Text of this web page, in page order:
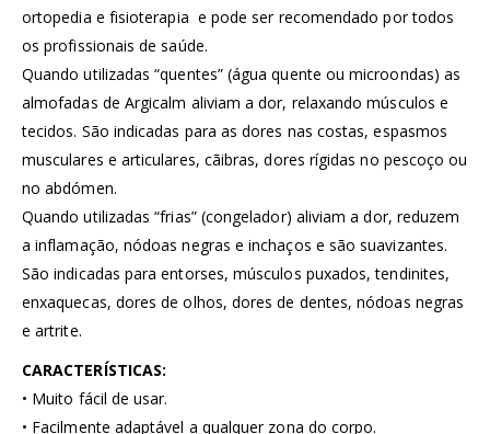
ortopedia e fisioterapia e pode ser recomendado por todos
os profissionais de saúde.
Quando utilizadas “quentes” (água quente ou microondas) as
almofadas de Argicalm aliviam a dor, relaxando músculos e
tecidos. São indicadas para as dores nas costas, espasmos
musculares e articulares, cãibras, dores rígidas no pescoço ou
no abdómen.
Quando utilizadas “frias” (congelador) aliviam a dor, reduzem
a inflamação, nódoas negras e inchaços e são suavizantes.
São indicadas para entorses, músculos puxados, tendinites,
enxaquecas, dores de olhos, dores de dentes, nódoas negras
e artrite.
CARACTERÍSTICAS:
• Muito fácil de usar.
• Facilmente adaptável a qualquer zona do corpo.